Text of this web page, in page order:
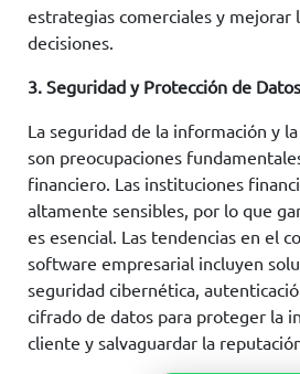
estrategias comerciales y mejorar
decisiones.
3. Seguridad y Protección de Datos
La seguridad de la información y
son preocupaciones
financiero. Las instituciones
altamente sensibles, por lo que
es esencial. Las tendencias en el
software empresarial incluyen
seguridad cibernética,
cifrado de datos para proteger la
cliente y salvaguardar la